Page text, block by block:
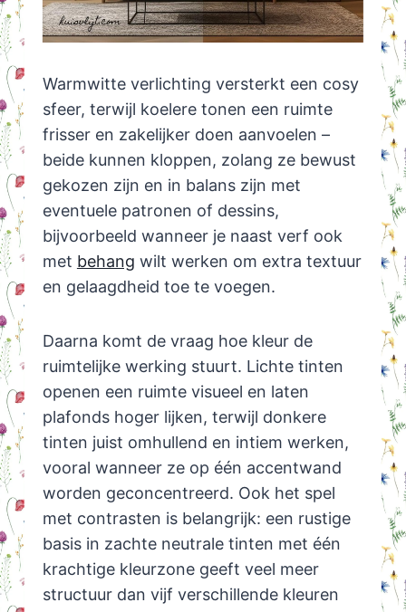
Warmwitte verlichting versterkt een cosy
sfeer, terwijl koelere tonen een ruimte
frisser en zakelijker doen aanvoelen –
beide kunnen kloppen, zolang ze bewust
gekozen zijn en in balans zijn met
eventuele patronen of dessins,
bijvoorbeeld wanneer je naast verf ook
met behang wilt werken om extra textuur
en gelaagdheid toe te voegen.
Daarna komt de vraag hoe kleur de
ruimtelijke werking stuurt. Lichte tinten
openen een ruimte visueel en laten
plafonds hoger lijken, terwijl donkere
tinten juist omhullend en intiem werken,
vooral wanneer ze op één accentwand
worden geconcentreerd. Ook het spel
met contrasten is belangrijk: een rustige
basis in zachte neutrale tinten met één
krachtige kleurzone geeft veel meer
structuur dan vijf verschillende kleuren